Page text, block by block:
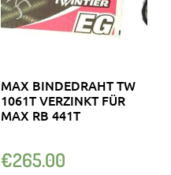
MAX BINDEDRAHT TW
1061T VERZINKT FÜR
MAX RB 441T
€265.00